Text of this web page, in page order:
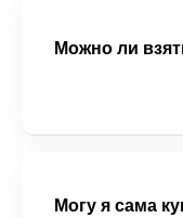
Можно ли
Могу я сама